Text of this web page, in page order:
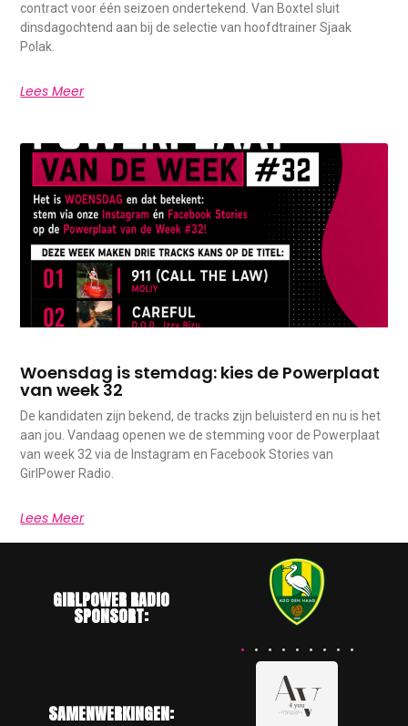
contract voor één seizoen ondertekend. Van Boxtel sluit
dinsdagochtend aan bij de selectie van hoofdtrainer Sjaak
Polak.
Lees Meer
Woensdag is stemdag: kies de Powerplaat
van week 32
De kandidaten zijn bekend, de tracks zijn beluisterd en nu is het
aan jou. Vandaag openen we de stemming voor de Powerplaat
van week 32 via de Instagram en Facebook Stories van
GirlPower Radio.
Lees Meer
GIRLPOWER RADIO
SPONSORT:
SAMENWERKINGEN: